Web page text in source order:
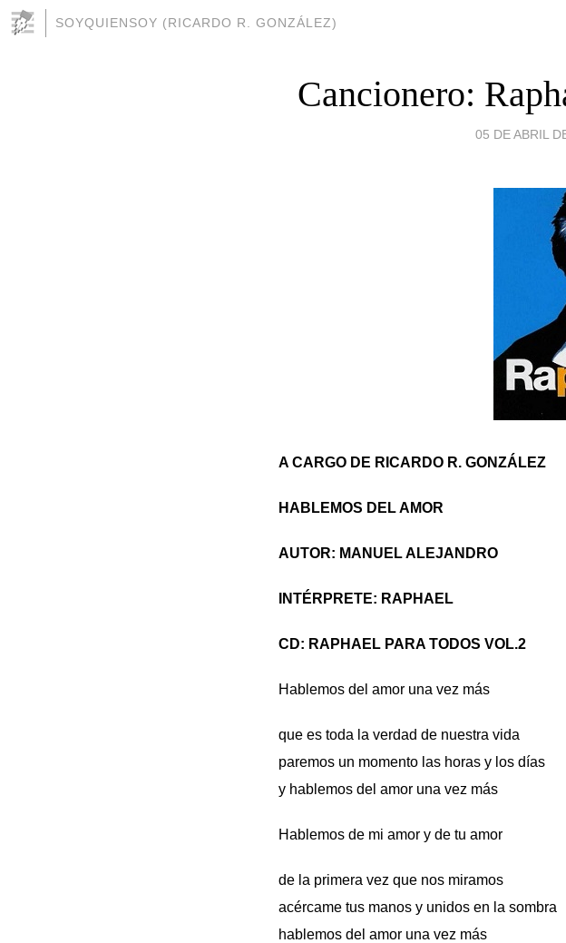
SOYQUIENSOY (RICARDO R. GONZÁLEZ)
Cancionero:
05 DE ABRIL
A CARGO DE RICARDO R. GONZÁLEZ
HABLEMOS DEL AMOR
AUTOR: MANUEL ALEJANDRO
INTÉRPRETE: RAPHAEL
CD: RAPHAEL PARA TODOS VOL.2
Hablemos del amor una vez más
que es toda la verdad de nuestra vida
paremos un momento las horas y los días
y hablemos del amor una vez más
Hablemos de mi amor y de tu amor
de la primera vez que nos miramos
acércame tus manos y unidos en la sombra
hablemos del amor una vez más